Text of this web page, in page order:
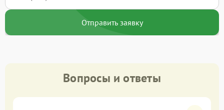
Отправить заявку
Вопросы и ответы